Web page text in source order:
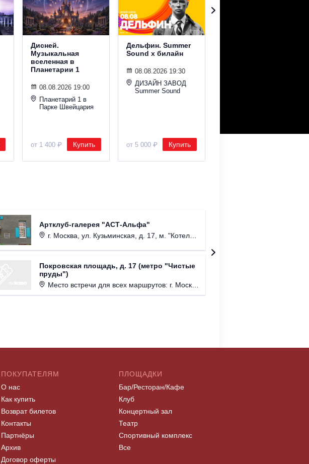
Дисней.
Музыкальная
вселенная в
Планетарии 1
08.08.2026 19:00
Планетарий 1 в
Парке Швейцария
от 1 400 ₽ Купить
Дельфин. Summer
Sound х билайн
08.08.2026 19:30
ДИЗАЙН ЗАВОД
Summer Sound
от 5 000 ₽ Купить
Артклуб-галерея "АСТ-Альфа"
г. Москва, ул. Кузьминская, д. 17, м. "Котельники".
Покровская площадь, д. 17 (метро "Чистые
пруды")
Место встречи для всех маршрутов: г. Москва, Покровская площадь, д. 17 (метро "Чистые пруды").
ПОКУПАТЕЛЯМ
О нас
Как купить
Возврат билетов
Контакты
Партнёры
Архив
Договор оферты
ПЛОЩАДКИ
Бар/Ресторан/Кафе
Клуб
Концертный зал
Театр
Спортивный комплекс
Все